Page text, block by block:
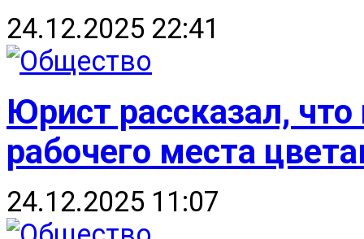
24.12.2025 22:41
Юрист рассказал,
рабочего места
24.12.2025 11:07